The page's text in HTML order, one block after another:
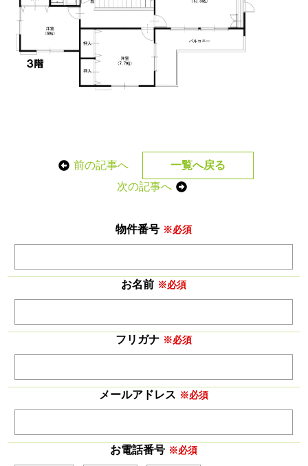
前の記事へ
一覧へ戻る
次の記事へ
物件番号 ※必須
お名前 ※必須
フリガナ ※必須
メールアドレス ※必須
お電話番号 ※必須